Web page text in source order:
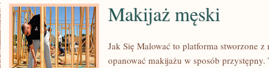
Makijaż męski
Jak Się Malować to platforma stworzone
opanować makijażu w sposób przystępny.